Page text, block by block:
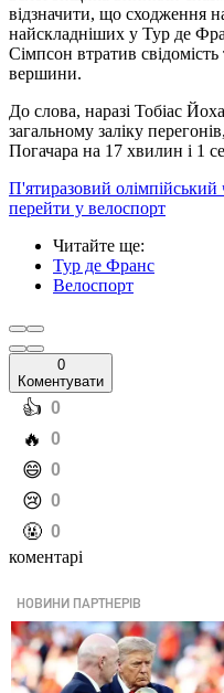
відзначити, що сходження
найскладніших у Тур де
Сімпсон втратив свідомість
вершини.
До слова, наразі Тобіас
загальному заліку
Погачара на 17 хвилин і 1
П'ятиразовий
перейти у велоспорт
Читайте ще:
Тур де Франс
Велоспорт
0
Коментувати
️👍 0
️🔥 0
️😄 0
️😢 0
️🤬 0
коментарі